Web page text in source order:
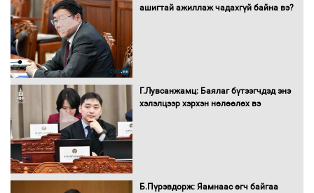
шилжиж, найр наадам, зөвлөгөөн,
ашигтай ажиллаж чадахгүй байна вэ?
Г.Лувсанжамц: Баялаг бүтээгчдэд энэ
хэлэлцээр хэрхэн нөлөөлөх вэ
Б.Пүрэвдорж: Яамнаас өгч байгаа